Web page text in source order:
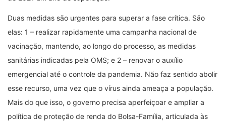
Duas medidas são urgentes para superar a fase crítica. São
elas: 1 – realizar rapidamente uma campanha nacional de
vacinação, mantendo, ao longo do processo, as medidas
sanitárias indicadas pela OMS; e 2 – renovar o auxílio
emergencial até o controle da pandemia. Não faz sentido abolir
esse recurso, uma vez que o vírus ainda ameaça a população.
Mais do que isso, o governo precisa aperfeiçoar e ampliar a
política de proteção de renda do Bolsa-Família, articulada às